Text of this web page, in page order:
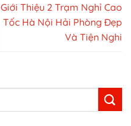
Giới Thiệu 2 Trạm Nghỉ Cao
Tốc Hà Nội Hải Phòng Đẹp
Và Tiện Nghi